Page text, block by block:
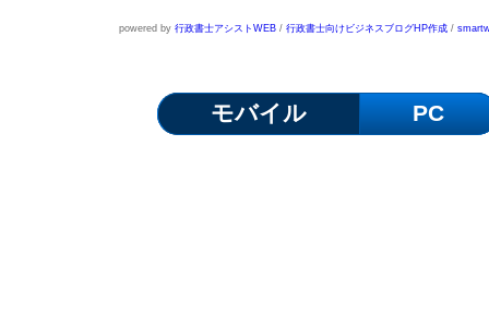
powered by 行政書士アシストWEB/ 行政書士向けビジネスブログHP作成/
モバイル PC